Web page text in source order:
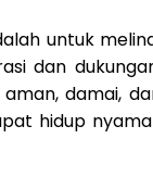
untuk
dan
damai,
hidup